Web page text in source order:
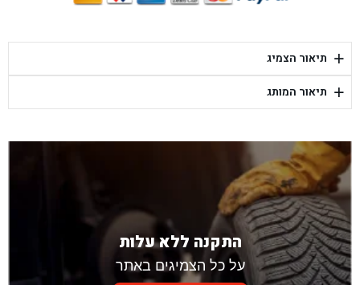
בן גל - יפת 88, תל אביב יפו - תל אביב
בן גל - דור אלון הר טוב - בית שמש
+ תיאור הצמיג
+ תיאור המותג
התקנה ללא עלות
על כל הצמיגים באתר